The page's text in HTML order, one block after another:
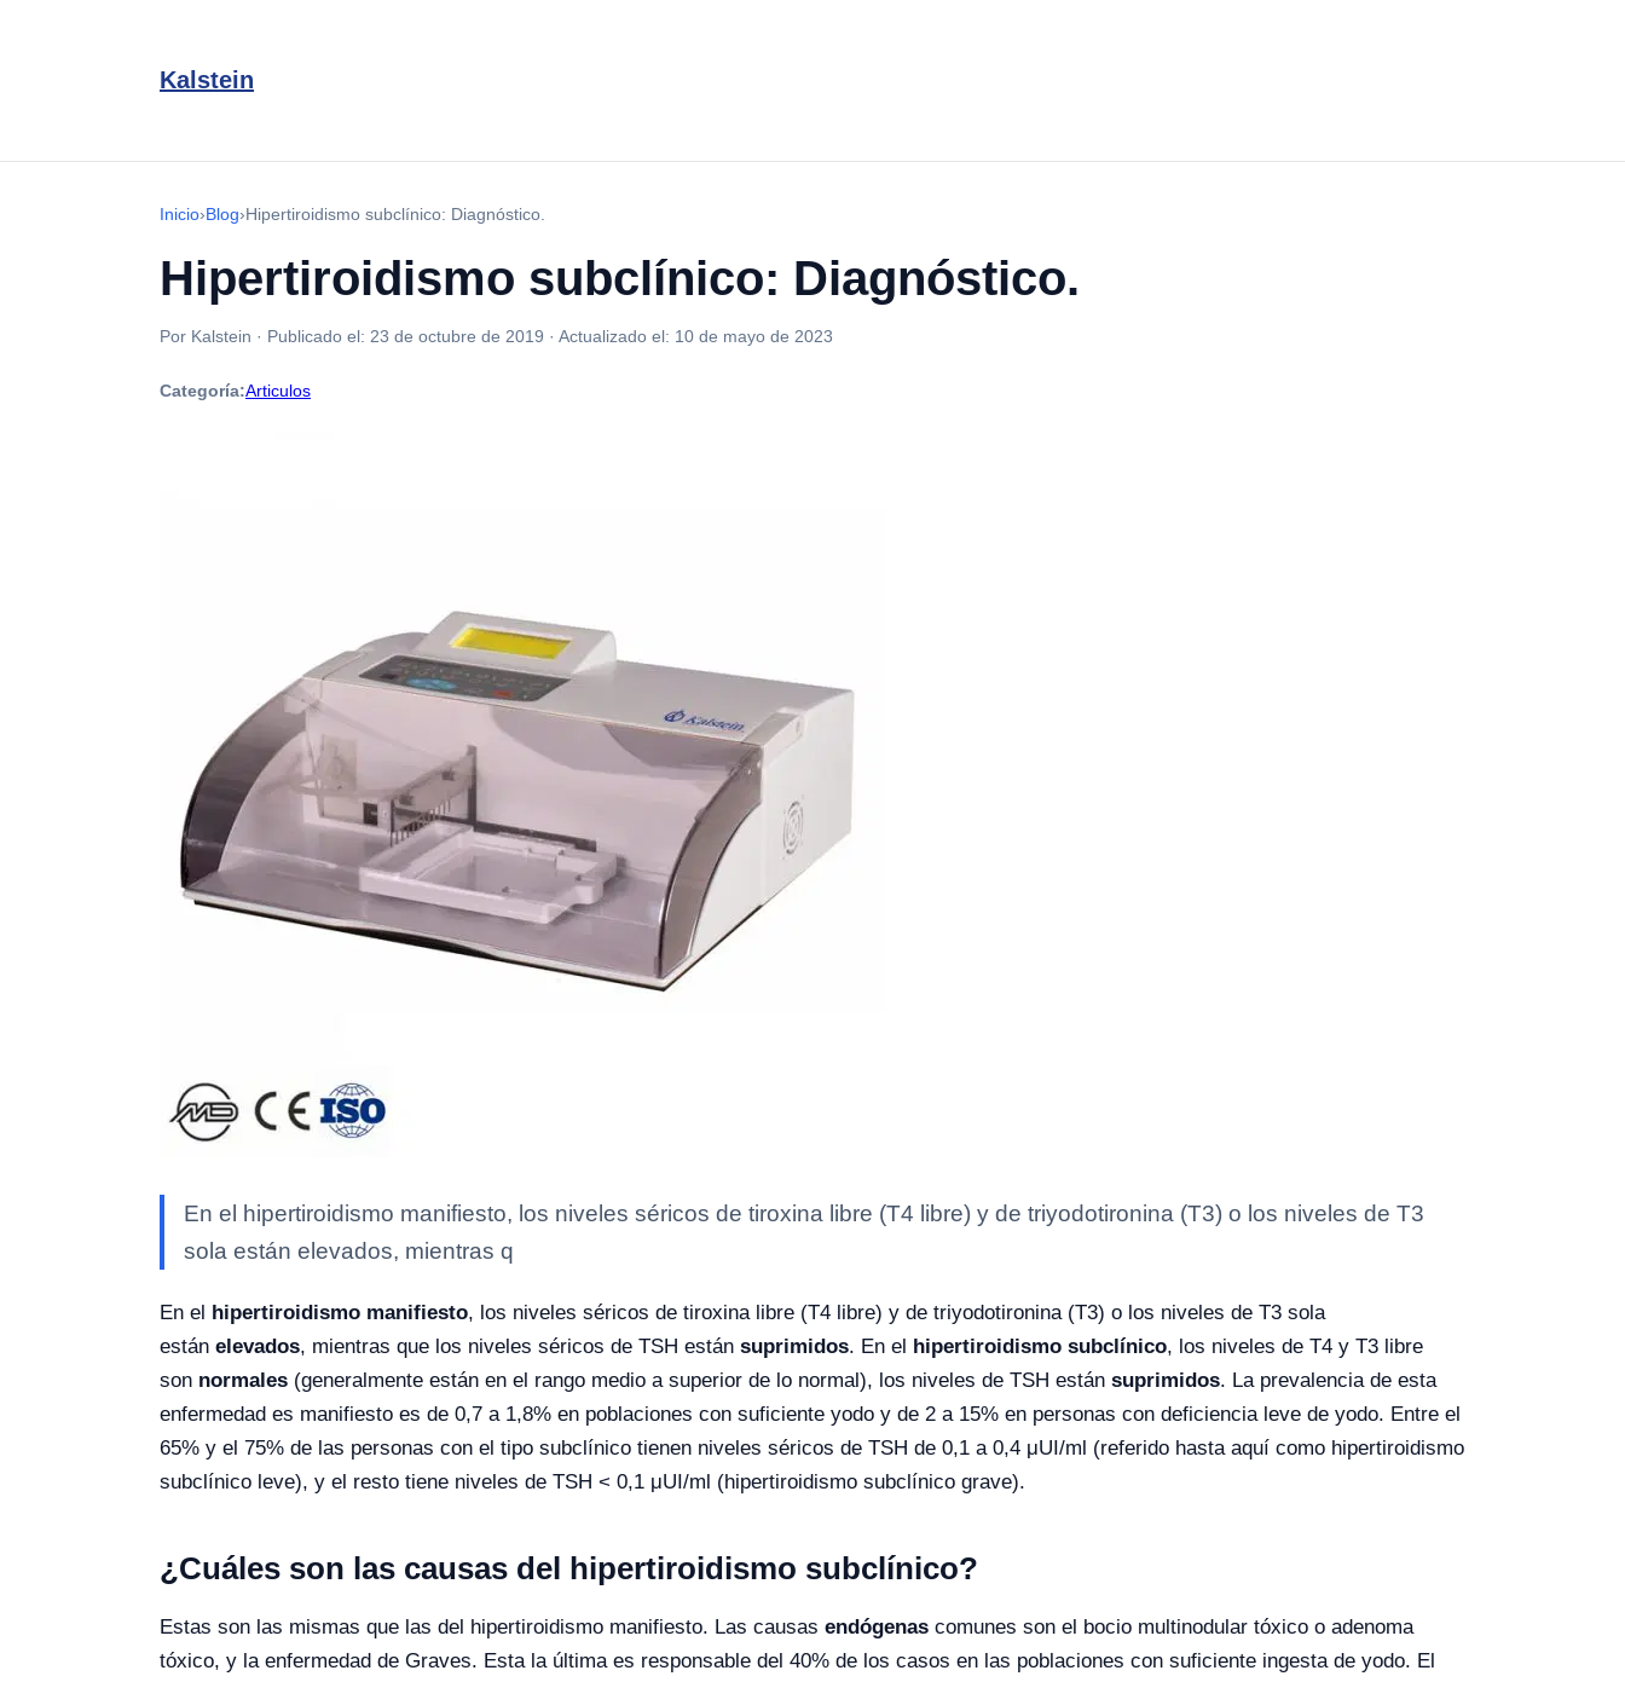
Kalstein
Inicio›Blog›Hipertiroidismo subclínico: Diagnóstico.
Hipertiroidismo subclínico: Diagnóstico.
Por Kalstein · Publicado el: 23 de octubre de 2019 · Actualizado el: 10 de mayo de 2023
Categoría:Articulos
En el hipertiroidismo manifiesto, los niveles séricos de tiroxina libre (T4 libre) y de triyodotironina (T3) o los niveles de T3
sola están elevados, mientras q
En el hipertiroidismo manifiesto, los niveles séricos de tiroxina libre (T4 libre) y de triyodotironina (T3) o los niveles de T3 sola
están elevados, mientras que los niveles séricos de TSH están suprimidos. En el hipertiroidismo subclínico, los niveles de T4 y T3 libre
son normales (generalmente están en el rango medio a superior de lo normal), los niveles de TSH están suprimidos. La prevalencia de esta
enfermedad es manifiesto es de 0,7 a 1,8% en poblaciones con suficiente yodo y de 2 a 15% en personas con deficiencia leve de yodo. Entre el
65% y el 75% de las personas con el tipo subclínico tienen niveles séricos de TSH de 0,1 a 0,4 μUI/ml (referido hasta aquí como hipertiroidismo
subclínico leve), y el resto tiene niveles de TSH < 0,1 μUI/ml (hipertiroidismo subclínico grave).
¿Cuáles son las causas del hipertiroidismo subclínico?
Estas son las mismas que las del hipertiroidismo manifiesto. Las causas endógenas comunes son el bocio multinodular tóxico o adenoma
tóxico, y la enfermedad de Graves. Esta la última es responsable del 40% de los casos en las poblaciones con suficiente ingesta de yodo. El